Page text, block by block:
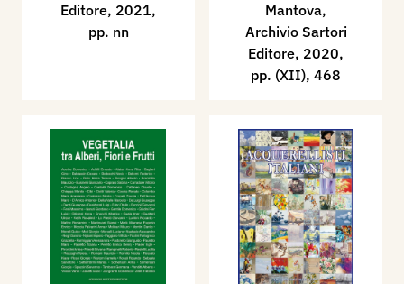
Editore, 2021,
pp. nn
Mantova,
Archivio Sartori
Editore, 2020,
pp. (XII), 468